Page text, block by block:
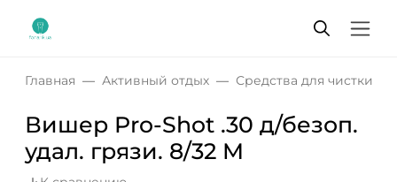
Главная Активный отдых Средства для чистки
Вишер Pro-Shot .30 д/безоп.
удал. грязи. 8/32 M